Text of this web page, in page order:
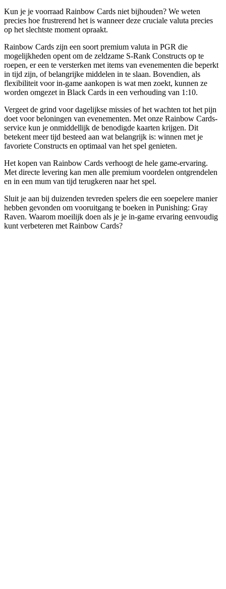
Kun je je voorraad Rainbow Cards niet bijhouden? We weten
precies hoe frustrerend het is wanneer deze cruciale valuta precies
op het slechtste moment opraakt.
Rainbow Cards zijn een soort premium valuta in PGR die
mogelijkheden opent om de zeldzame S-Rank Constructs op te
roepen, er een te versterken met items van evenementen die beperkt
in tijd zijn, of belangrijke middelen in te slaan. Bovendien, als
flexibiliteit voor in-game aankopen is wat men zoekt, kunnen ze
worden omgezet in Black Cards in een verhouding van 1:10.
Vergeet de grind voor dagelijkse missies of het wachten tot het pijn
doet voor beloningen van evenementen. Met onze Rainbow Cards-
service kun je onmiddellijk de benodigde kaarten krijgen. Dit
betekent meer tijd besteed aan wat belangrijk is: winnen met je
favoriete Constructs en optimaal van het spel genieten.
Het kopen van Rainbow Cards verhoogt de hele game-ervaring.
Met directe levering kan men alle premium voordelen ontgrendelen
en in een mum van tijd terugkeren naar het spel.
Sluit je aan bij duizenden tevreden spelers die een soepelere manier
hebben gevonden om vooruitgang te boeken in Punishing: Gray
Raven. Waarom moeilijk doen als je je in-game ervaring eenvoudig
kunt verbeteren met Rainbow Cards?